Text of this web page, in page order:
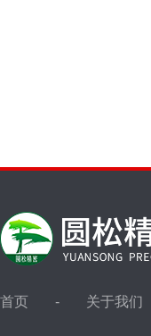
首页 关于我们